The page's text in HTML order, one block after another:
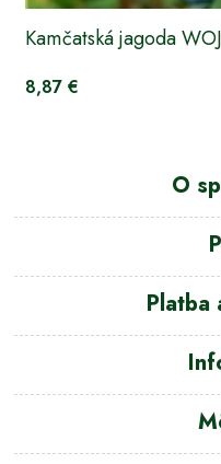
Kamčatská jagoda
8,87 €
O
Platba